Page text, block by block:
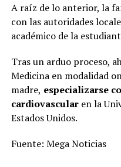
A raíz de lo anterior, la
con las autoridades
académico de la
Tras un arduo proceso,
Medicina en modalidad
madre, especializarse
cardiovascularen la
Estados Unidos.
Fuente: Mega Noticias